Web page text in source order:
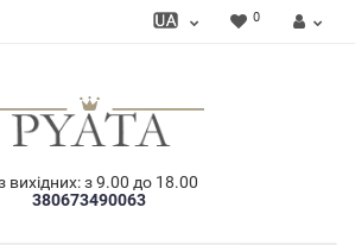
0
вихідних: з 9.00 до 18.00
380673490063